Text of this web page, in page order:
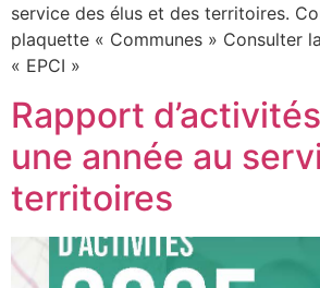
service des élus et des territoires.
plaquette « Communes » Consulter
« EPCI »
Rapport
une année au
territoires